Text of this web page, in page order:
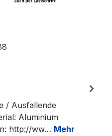
/ Ausfallende
Aluminium
http://ww… Mehr